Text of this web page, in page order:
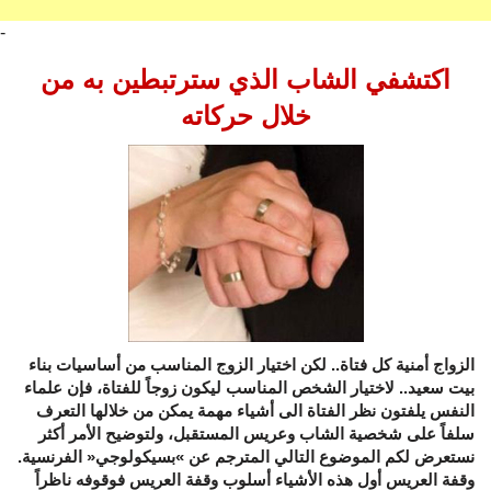
-
اكتشفي‮ ‬الشاب الذي‮ ‬سترتبطين به من
خلال حركاته
الزواج أمنية كل فتاة‮.. ‬لكن اختيار الزوج المناسب من أساسيات بناء
بيت سعيد‮.. ‬لاختيار الشخص المناسب ليكون زوجاً‮ ‬للفتاة،‮ ‬فإن علماء
النفس‮ ‬يلفتون نظر الفتاة الى أشياء مهمة‮ ‬يمكن من خلالها التعرف
سلفاً‮ ‬على شخصية الشاب وعريس المستقبل،‮ ‬ولتوضيح الأمر أكثر
نستعرض لكم الموضوع التالي‮ ‬المترجم عن‮ »‬بسيكولوجي‮« ‬الفرنسية‮.‬
وقفة العريس أول هذه الأشياء أسلوب وقفة العريس فوقوفه ناظراً‮